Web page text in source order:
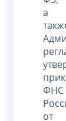
а
ФНС
от